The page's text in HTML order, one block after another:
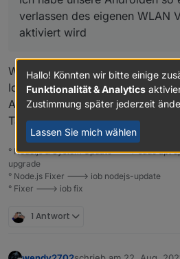
'tasker' und dem
verlassen des eigenen WLAN
aktiviert wird
Wie hast du das gemacht?
Ich habs schon mit Tasker & Co.
Autom. Apps, aber nichts
Tasker einfach nicht gecheckt.
° Node.js & System Update ---> sudo apt
upgrade
° Node.js Fixer ---> iob nodejs-update
° Fixer ---> iob fix
1 Antwort
Hallo! Könnten wir bitte einige
Funktionalität & Analytics
Zustimmung später jederzeit
Lassen Sie mich wählen